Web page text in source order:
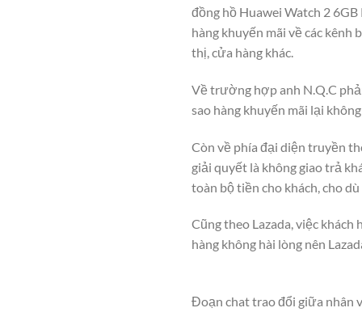
đồng hồ Huawei Watch 2 6GB
hàng khuyến mãi về các kênh
thị, cửa hàng khác.
Về trường hợp anh N.Q.C
sao hàng khuyến mãi lại
Còn về phía đại diện truyền
giải quyết là không giao trả
toàn bộ tiền cho khách, cho
Cũng theo Lazada, việc
hàng không hài lòng nên
Đoạn chat trao đổi giữa nhân